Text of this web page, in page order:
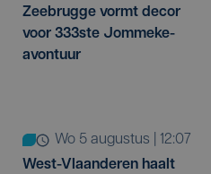
Zeebrugge vormt decor
voor 333ste Jommeke-
avontuur
wo 5 augustus | 12:07
West-Vlaanderen haalt